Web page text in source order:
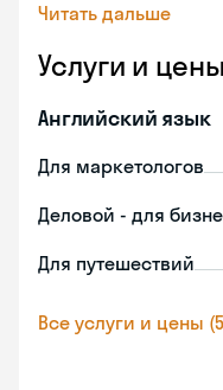
Читать дальше
Услуги и цены
Английский язык
Для маркетологов
Деловой - для
Для путешествий
Все услуги и цены